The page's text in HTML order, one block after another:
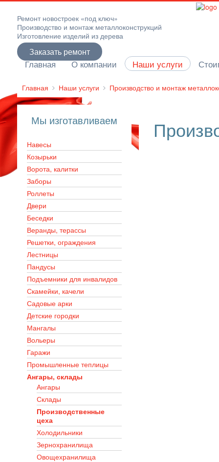
Ремонт новостроек «под ключ»
Производство и монтаж металлоконструкций
Изготовление изделий из дерева
Заказать ремонт
Главная О компании Наши услуги
Главная Наши услуги Производство и монтаж
Мы изготавливаем
Навесы
Козырьки
Ворота, калитки
Заборы
Роллеты
Двери
Беседки
Веранды, терассы
Решетки, ограждения
Лестницы
Пандусы
Подъемники для инвалидов
Скамейки, качели
Садовые арки
Детские городки
Мангалы
Вольеры
Гаражи
Промышленные теплицы
Ангары, склады
Ангары
Склады
Производственные
цеха
Холодильники
Зернохранилища
Овощехранилища